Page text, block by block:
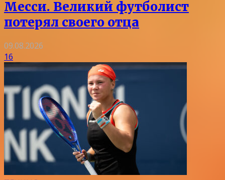
Месси. Великий футболист
потерял своего отца
09.08.2026
16